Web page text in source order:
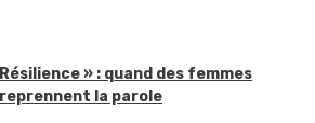
» : quand des femmes
la parole